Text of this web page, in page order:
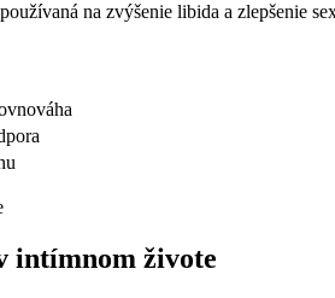
na zvýšenie libida a zlepšenie
intímnom živote